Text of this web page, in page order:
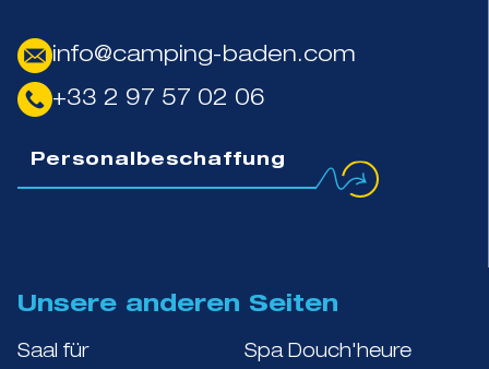
info@camping-baden.com
+33 2 97 57 02 06
Personalbeschaffung
Unsere anderen Seiten
Saal für
Spa Douch'heure